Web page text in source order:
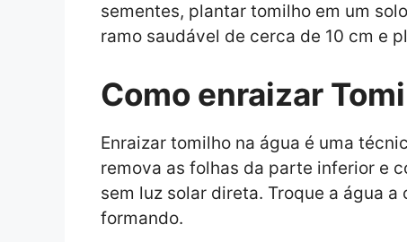
sementes, plantar tomilho em um
ramo saudável de cerca de 10 cm e
Como enraizar
Enraizar tomilho na água é uma
remova as folhas da parte inferior e
sem luz solar direta. Troque a água
formando.